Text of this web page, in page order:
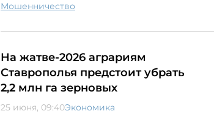
мошенничество
На жатве-2026 аграриям
Ставрополья предстоит убрать
2,2 млн га зерновых
25 июня, 09:40Экономика